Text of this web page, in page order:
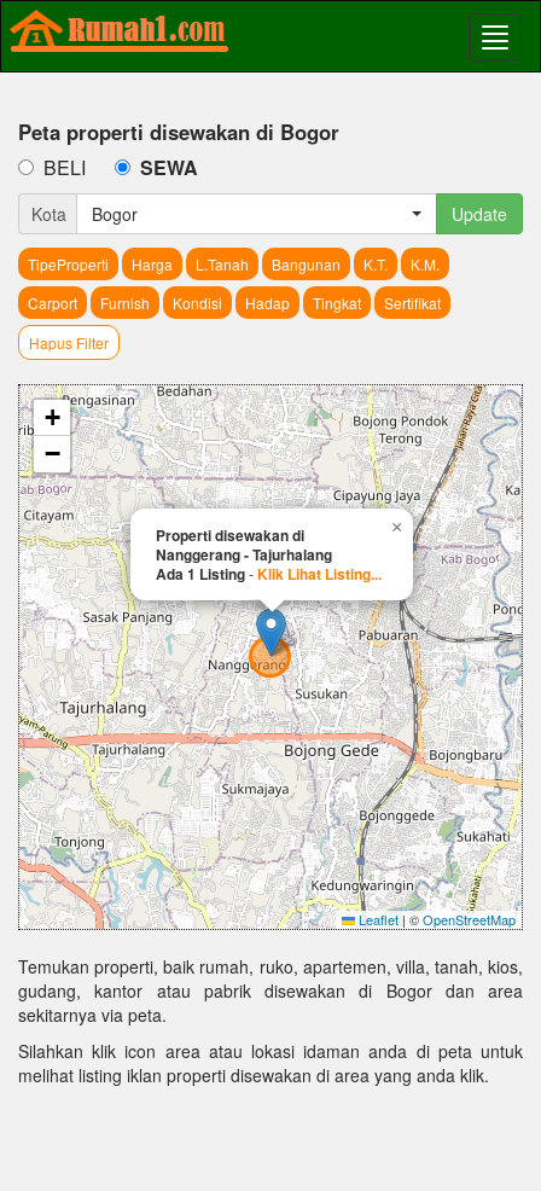
Peta properti disewakan di Bogor
BELI SEWA
Kota Bogor Update
TipeProperti Harga L.Tanah Bangunan K.T.
K.M.
Carport
Furnish Kondisi Hadap Tingkat
Sertifikat
Hapus Filter
Properti disewakan di
Nanggerang - Tajurhalang
Ada 1 Listing-Klik Lihat Listing...
×
+
−
Leaflet | ©OpenStreetMap
Temukan properti, baik rumah, ruko, apartemen, villa, tanah, kios,
gudang, kantor atau pabrik disewakan di Bogor dan area
sekitarnya via peta.
Silahkan klik icon area atau lokasi idaman anda di peta untuk
melihat listing iklan properti disewakan di area yang anda klik.